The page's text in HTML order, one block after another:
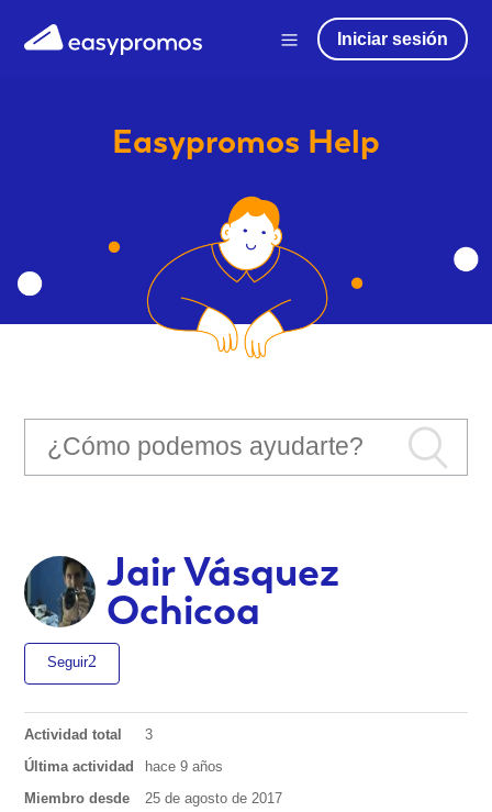
Iniciar sesión
Easypromos Help
Jair Vásquez
Ochicoa
Seguir
Actividad total
3
Última actividad
hace 9 años
Miembro desde
25 de agosto de 2017